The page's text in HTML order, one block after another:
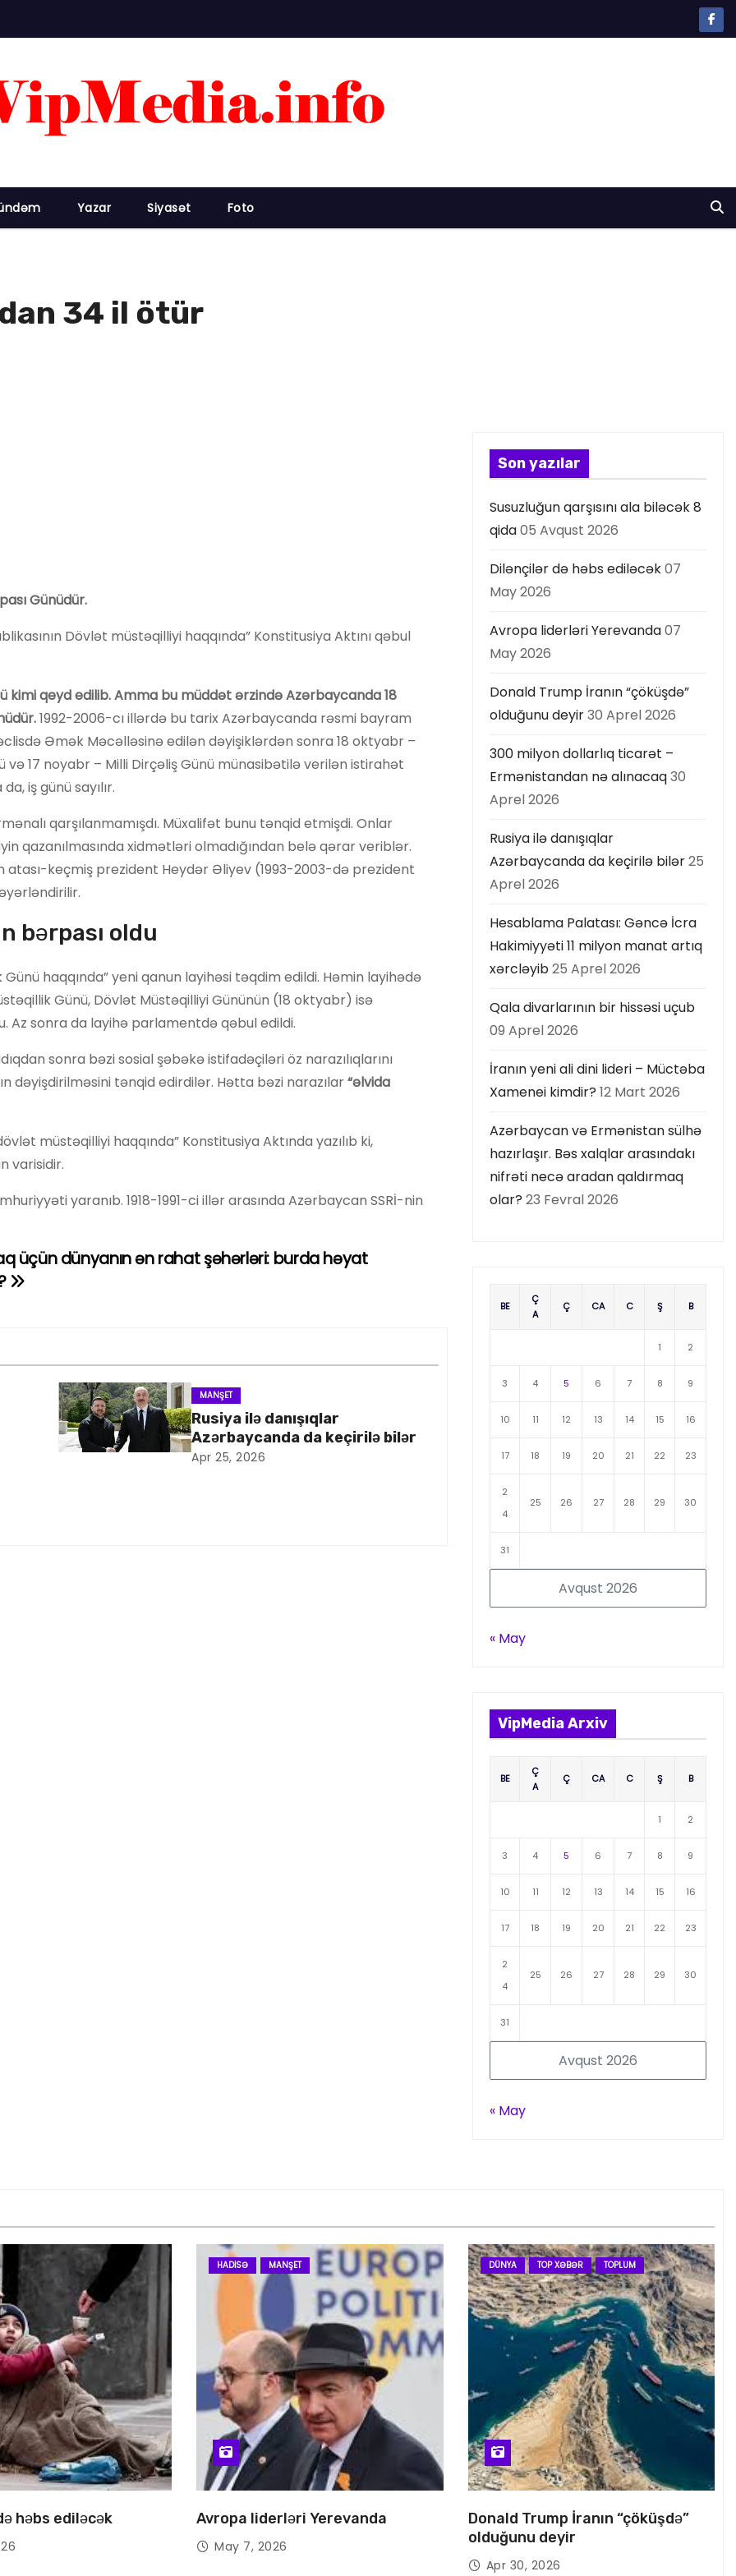
Yazar Siyasət Foto
34 il ötür
Günüdür.
Dövlət müstəqilliyi haqqında” Konstitusiya Aktını qəbul
kimi qeyd edilib. Amma bu müddət ərzində Azərbaycanda 18
1992-2006-cı illərdə bu tarix Azərbaycanda rəsmi bayram
Əmək Məcəlləsinə edilən dəyişiklərdən sonra 18 oktyabr –
və 17 noyabr – Milli Dirçəliş Günü münasibətilə verilən istirahət
iş günü sayılır.
qarşılanmamışdı. Müxalifət bunu tənqid etmişdi. Onlar
qazanılmasında xidmətləri olmadığından belə qərar veriblər.
keçmiş prezident Heydər Əliyev (1993-2003-də prezident
bərpası oldu
haqqında” yeni qanun layihəsi təqdim edildi. Həmin layihədə
Günü, Dövlət Müstəqilliyi Gününün (18 oktyabr) isə
Az sonra da layihə parlamentdə qəbul edildi.
sonra bəzi sosial şəbəkə istifadəçiləri öz narazılıqlarını
dəyişdirilməsini tənqid edirdilər. Hətta bəzi narazılar“əlvida
müstəqilliyi haqqında” Konstitusiya Aktında yazılıb ki,
varisidir.
yaranıb. 1918-1991-ci illər arasında Azərbaycan SSRİ-nin
üçün dünyanın ən rahat şəhərləri: burda həyat
MANŞET
Rusiya ilə danışıqlar
Azərbaycanda da keçirilə bilər
Apr 25, 2026
Son yazılar
Susuzluğun qarşısını ala biləcək 8
qida05 Avqust 2026
Dilənçilər də həbs ediləcək07
May 2026
Avropa liderləri Yerevanda07
May 2026
Donald Trump İranın “çöküşdə”
olduğunu deyir30 Aprel 2026
300 milyon dollarlıq ticarət –
Ermənistandan nə alınacaq30
Aprel 2026
Rusiya ilə danışıqlar
Azərbaycanda da keçirilə bilər25
Aprel 2026
Hesablama Palatası: Gəncə İcra
Hakimiyyəti 11 milyon manat artıq
xərcləyib25 Aprel 2026
Qala divarlarının bir hissəsi uçub
09 Aprel 2026
İranın yeni ali dini lideri – Müctəba
Xamenei kimdir? 12 Mart 2026
Azərbaycan və Ermənistan sülhə
hazırlaşır. Bəs xalqlar arasındakı
nifrəti necə aradan qaldırmaq
olar? 23 Fevral 2026
Avqust 2026
BE
Ç
A
Ç CA C Ş B
1 2
3 4 5 6 7 8 9
10 11 12 13 14 15 16
17 18 19 20 21 22 23
2
4
25 26 27 28 29 30
31
« May
VipMedia Arxiv
Avqust 2026
BE
Ç
A
Ç CA C Ş B
1 2
3 4 5 6 7 8 9
10 11 12 13 14 15 16
17 18 19 20 21 22 23
2
4
25 26 27 28 29 30
31
« May
həbs ediləcək
HADISƏ MANŞET
Avropa liderləri Yerevanda
May 7, 2026
DÜNYA TOP XƏBƏR TOPLUM
Donald Trump İranın “çöküşdə”
olduğunu deyir
Apr 30, 2026